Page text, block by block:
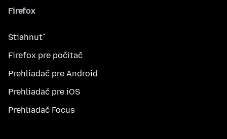
Firefox
Stiahnuť
Firefox pre počítač
Prehliadač pre Android
Prehliadač pre iOS
Prehliadač Focus